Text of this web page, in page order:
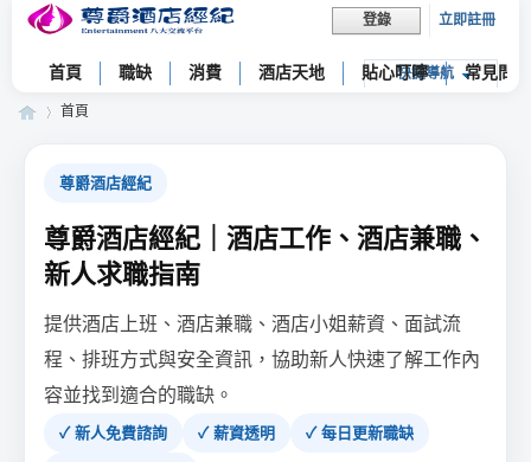
登錄 立即註冊
快捷導航
首頁 職缺 消費 酒店天地 貼心叮嚀 常見問題
首頁
尊爵酒店經紀
尊爵酒店經紀｜酒店工作、酒店兼職、
新人求職指南
提供酒店上班、酒店兼職、酒店小姐薪資、面試流
程、排班方式與安全資訊，協助新人快速了解工作內
容並找到適合的職缺。
✓ 新人免費諮詢 ✓ 薪資透明 ✓ 每日更新職缺